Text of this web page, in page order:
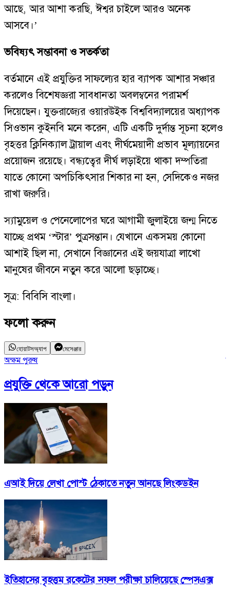
আছে, আর আশা করছি, ঈশ্বর চাইলে আরও অনেক
আসবে।’
ভবিষ্যৎ সম্ভাবনা ও সতর্কতা
বর্তমানে এই প্রযুক্তির সাফল্যের হার ব্যাপক আশার সঞ্চার
করলেও বিশেষজ্ঞরা সাবধানতা অবলম্বনের পরামর্শ
দিয়েছেন। যুক্তরাজ্যের ওয়ারউইক বিশ্ববিদ্যালয়ের অধ্যাপক
সিওভান কুইনবি মনে করেন, এটি একটি দুর্দান্ত সূচনা হলেও
বৃহত্তর ক্লিনিক্যাল ট্রায়াল এবং দীর্ঘমেয়াদী প্রভাব মূল্যায়নের
প্রয়োজন রয়েছে। বন্ধ্যত্বের দীর্ঘ লড়াইয়ে থাকা দম্পতিরা
যাতে কোনো অপচিকিৎসার শিকার না হন, সেদিকেও নজর
রাখা জরুরি।
স্যামুয়েল ও পেনেলোপের ঘরে আগামী জুলাইয়ে জন্ম নিতে
যাচ্ছে প্রথম ‘স্টার’ পুত্রসন্তান। যেখানে একসময় কোনো
আশাই ছিল না, সেখানে বিজ্ঞানের এই জয়যাত্রা লাখো
মানুষের জীবনে নতুন করে আলো ছড়াচ্ছে।
সূত্র: বিবিসি বাংলা।
ফলো করুন
হোয়াটসঅ্যাপ মেসেঞ্জার
অক্ষম পুরুষ
প্রযুক্তিথেকে আরো পড়ুন
এআই দিয়ে লেখা পোস্ট ঠেকাতে নতুন আনছে লিংকডইন
ইতিহাসের বৃহত্তম রকেটের সফল পরীক্ষা চালিয়েছে স্পেসএক্স